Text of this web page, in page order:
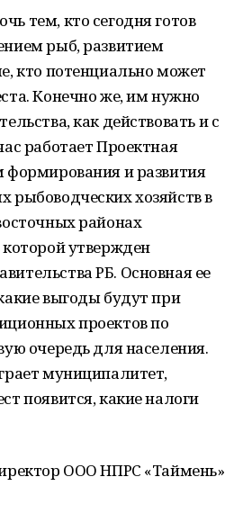
тем, кто сегодня готов
рыб, развитием
кто потенциально может
Конечно же, им нужно
как действовать и с
работает Проектная
формирования и развития
рыбоводческих хозяйств в
районах
утвержден
РБ. Основная ее
выгоды будут при
проектов по
очередь для населения.
муниципалитет,
появится, какие налоги
ООО НПРС «Таймень»